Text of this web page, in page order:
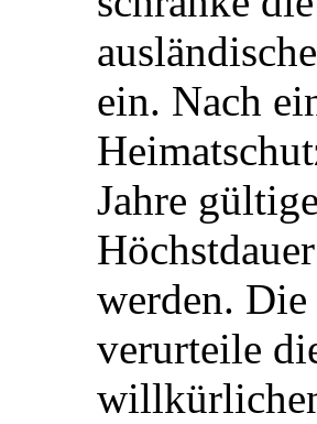
ein. Nach
Jahre
werden.
verurteile